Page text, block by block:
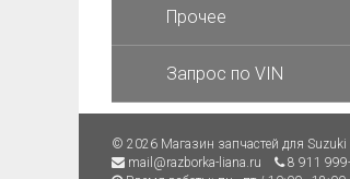
Прочее
Запрос по VIN
© 2026 Магазин запчастей для Suzuki
mail@razborka-liana.ru
8 911